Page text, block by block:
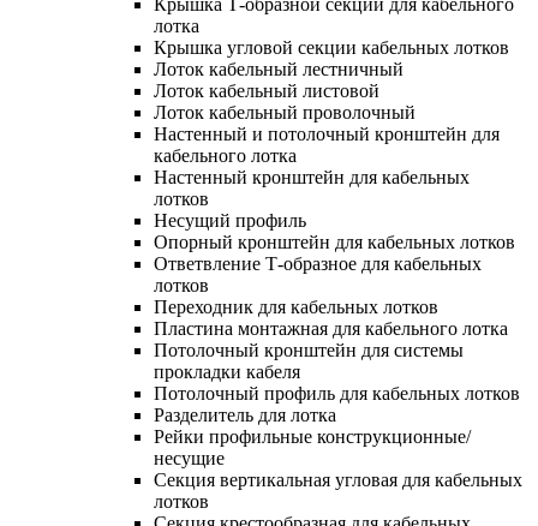
лотка
Крышка угловой секции кабельных лотков
Лоток кабельный лестничный
Лоток кабельный листовой
Лоток кабельный проволочный
Настенный и потолочный кронштейн для
кабельного лотка
Настенный кронштейн для кабельных
лотков
Несущий профиль
Опорный кронштейн для кабельных лотков
Ответвление Т-образное для кабельных
лотков
Переходник для кабельных лотков
Пластина монтажная для кабельного лотка
Потолочный кронштейн для системы
прокладки кабеля
Потолочный профиль для кабельных лотков
Разделитель для лотка
Рейки профильные конструкционные/
несущие
Секция вертикальная угловая для кабельных
лотков